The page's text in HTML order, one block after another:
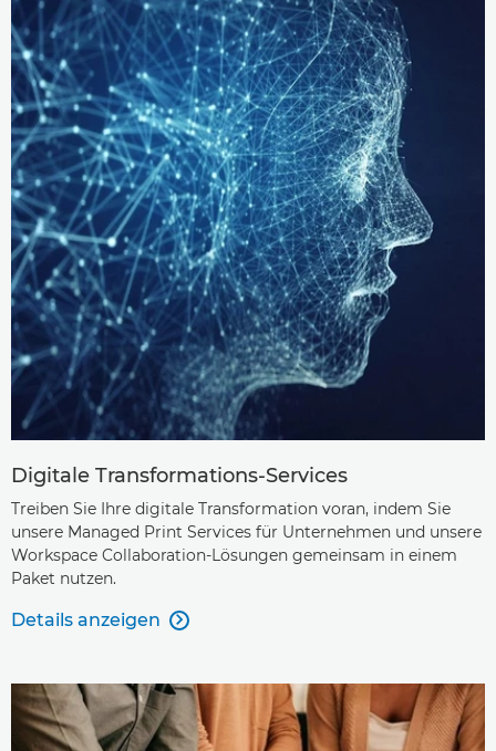
Digitale Transformations-Services
Treiben Sie Ihre digitale Transformation voran, indem Sie
unsere Managed Print Services für Unternehmen und unsere
Workspace Collaboration-Lösungen gemeinsam in einem
Paket nutzen.
Details anzeigen 